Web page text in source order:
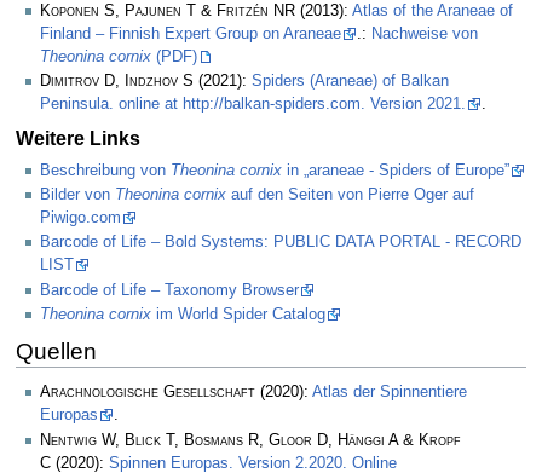
Koponen S, Pajunen T & Fritzén NR (2013): Atlas of the Araneae of
Finland – Finnish Expert Group on Araneae
.: Nachweise von
Theonina cornix (PDF)
Dimitrov D, Indzhov S (2021): Spiders (Araneae) of Balkan
Peninsula. online at http://balkan-spiders.com. Version 2021.
.
Weitere Links
Beschreibung von Theonina cornix in „araneae - Spiders of Europe”
Bilder von Theonina cornix auf den Seiten von Pierre Oger auf
Piwigo.com
Barcode of Life – Bold Systems: PUBLIC DATA PORTAL - RECORD
LIST
Barcode of Life – Taxonomy Browser
Theonina cornix im World Spider Catalog
Quellen
Arachnologische Gesellschaft (2020): Atlas der Spinnentiere
Europas
.
Nentwig W, Blick T, Bosmans R, Gloor D, Hänggi A & Kropf
C (2020): Spinnen Europas. Version 2.2020. Online